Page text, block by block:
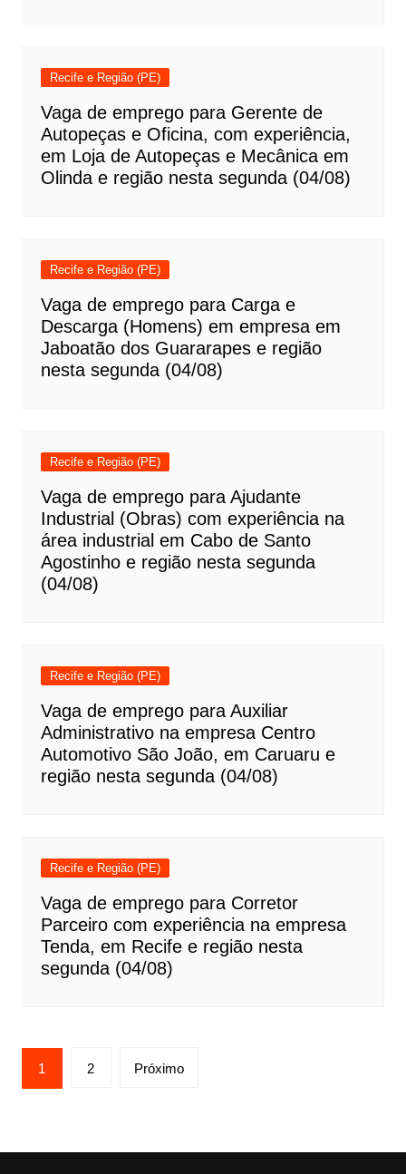
Recife e Região (PE)
Vaga de emprego para Gerente de
Autopeças e Oficina, com experiência,
em Loja de Autopeças e Mecânica em
Olinda e região nesta segunda (04/08)
Recife e Região (PE)
Vaga de emprego para Carga e
Descarga (Homens) em empresa em
Jaboatão dos Guararapes e região
nesta segunda (04/08)
Recife e Região (PE)
Vaga de emprego para Ajudante
Industrial (Obras) com experiência na
área industrial em Cabo de Santo
Agostinho e região nesta segunda
(04/08)
Recife e Região (PE)
Vaga de emprego para Auxiliar
Administrativo na empresa Centro
Automotivo São João, em Caruaru e
região nesta segunda (04/08)
Recife e Região (PE)
Vaga de emprego para Corretor
Parceiro com experiência na empresa
Tenda, em Recife e região nesta
segunda (04/08)
Paginação
de
1 2 Próximo